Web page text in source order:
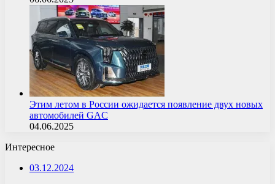
Этим летом в России ожидается появление двух новых
автомобилей GAC
04.06.2025
Интересное
03.12.2024